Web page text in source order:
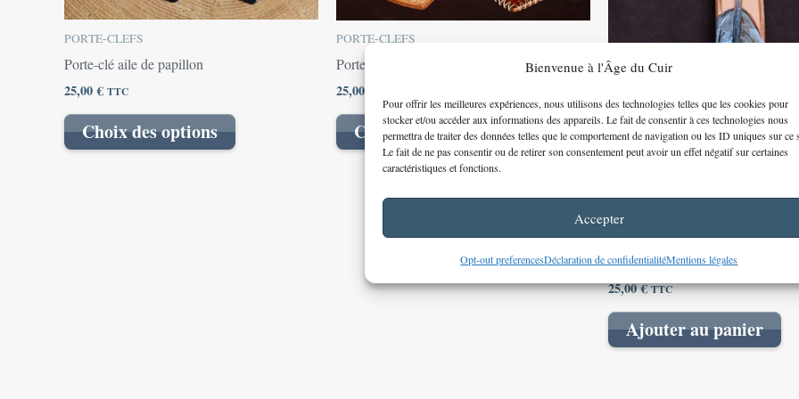
Bienvenue à l'Âge du Cuir
Pour offrir les meilleures expériences, nous utilisons des technologies telles que les cookies pour
stocker et/ou accéder aux informations des appareils. Le fait de consentir à ces technologies nous
permettra de traiter des données telles que le comportement de navigation ou les ID uniques sur ce
Le fait de ne pas consentir ou de retirer son consentement peut avoir un effet négatif sur certaines
caractéristiques et fonctions.
Accepter
Opt-out preferencesDéclaration de confidentialitéMentions légales
PORTE-CLEFS
Porte-clé aile de papillon
25,00€ TTC
Choix des options
peuvent
page
du
PORTE-CLEFS
Porte clé cœur – couleur au choix
25,00
Choix des options
peuvent
la
page
du
PORTE-CLEFS
Porte clé plume de geai
25,00€ TTC
Ajouter au panier